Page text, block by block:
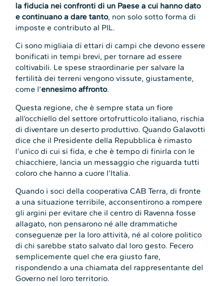
la fiducia nei confronti di un Paese a cui hanno dato
e continuano a dare tanto, non solo sotto forma di
imposte e contributo al PIL.
Ci sono migliaia di ettari di campi che devono essere
bonificati in tempi brevi, per tornare ad essere
coltivabili. Le spese straordinarie per salvare la
fertilità dei terreni vengono vissute, giustamente,
come l’ennesimo affronto.
Questa regione, che è sempre stata un fiore
all’occhiello del settore ortofrutticolo italiano, rischia
di diventare un deserto produttivo. Quando Galavotti
dice che il Presidente della Repubblica è rimasto
l’unico di cui si fida, e che è tempo di finirla con le
chiacchiere, lancia un messaggio che riguarda tutti
coloro che hanno a cuore l’Italia.
Quando i soci della cooperativa CAB Terra, di fronte
a una situazione terribile, acconsentirono a rompere
gli argini per evitare che il centro di Ravenna fosse
allagato, non pensarono né alle drammatiche
conseguenze per la loro attività, né al colore politico
di chi sarebbe stato salvato dal loro gesto. Fecero
semplicemente quel che era giusto fare,
rispondendo a una chiamata del rappresentante del
Governo nel loro territorio.